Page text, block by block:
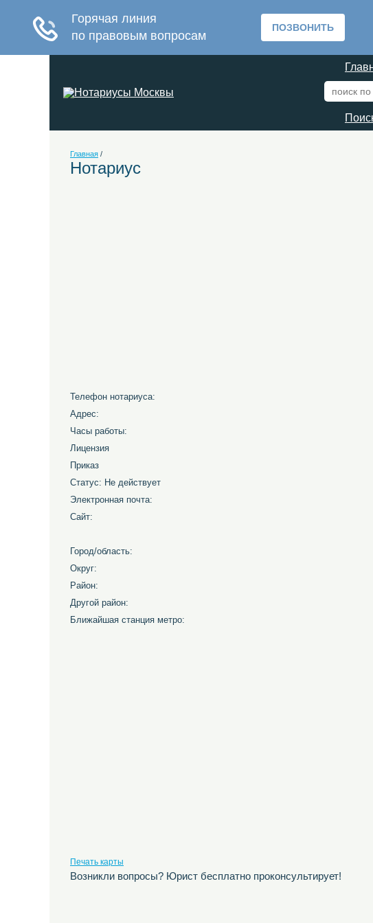
Главная /
Нотариус
Телефон нотариуса:
Адрес:
Часы работы:
Лицензия
Приказ
Статус: Не действует
Электронная почта:
Сайт:
Город/область:
Округ:
Район:
Другой район:
Ближайшая станция метро:
Печать карты
Возникли вопросы? Юрист бесплатно проконсультирует!